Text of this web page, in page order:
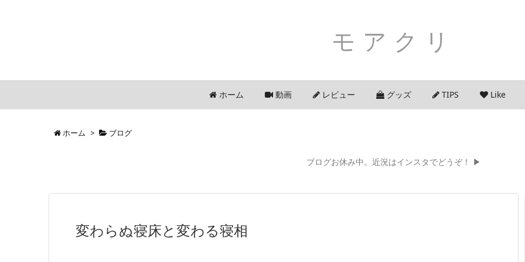
モアクリ
ホーム 動画 レビュー グッズ TIPS Like
ホーム > ブログ
ブログお休み中。近況はインスタでどうぞ！ ▶
変わらぬ寝床と変わる寝相